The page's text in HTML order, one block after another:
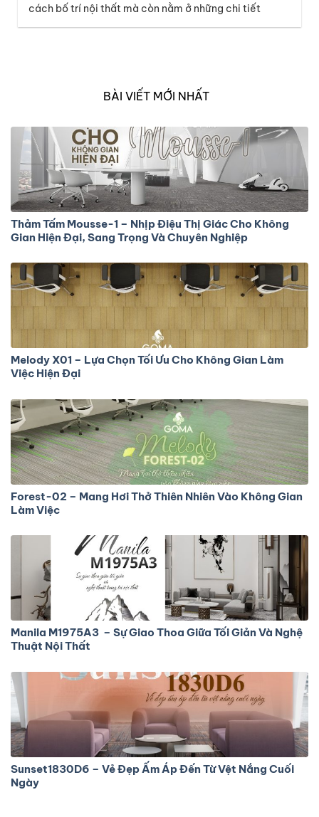
cách bố trí nội thất mà còn nằm ở những chi tiết
tưởng chừng nhỏ như bề mặt sàn. Thuộc bộ sưu tập
BÀI VIẾT MỚI NHẤT
Thảm Tấm Mousse-1 – Nhịp Điệu Thị Giác Cho Không
Gian Hiện Đại, Sang Trọng Và Chuyên Nghiệp
Melody X01 – Lựa Chọn Tối Ưu Cho Không Gian Làm
Việc Hiện Đại
Forest-02 – Mang Hơi Thở Thiên Nhiên Vào Không Gian
Làm Việc
Manila M1975A3 – Sự Giao Thoa Giữa Tối Giản Và Nghệ
Thuật Nội Thất
Sunset1830D6 – Vẻ Đẹp Ấm Áp Đến Từ Vệt Nắng Cuối
Ngày